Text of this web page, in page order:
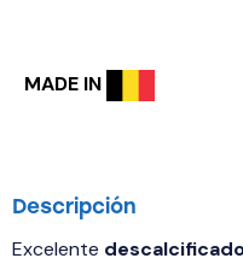
MADE IN
Descripción
Excelente